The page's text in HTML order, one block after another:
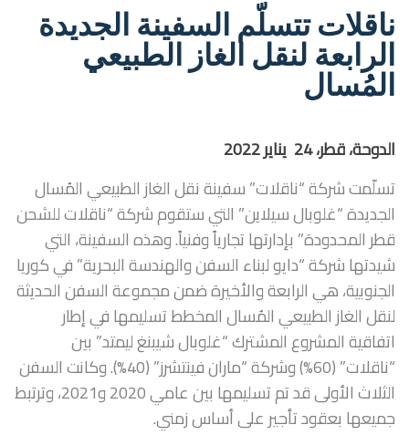
ناقلات تتسلّم السفينة الجديدة
الرابعة لنقل الغاز الطبيعي
المُسال
الدوحة، قطر،24 يناير 2022
تسلّمت شركة “ناقلات” سفينة نقل الغاز الطبيعي المُسال
الجديدة “غلوبال سيلاين” التي ستقوم شركة “ناقلات للشحن
قطر المحدودة” بإدارتها تجارياً وفنياً. وهذه السفينة، التي
شيدتها شركة “دايو لبناء السفن والهندسة البحرية” في كوريا
الجنوبية، هي الرابعة والأخيرة ضمن مجموعة السفن الحديثة
لنقل الغاز الطبيعي المُسال المخطط تسليمها في إطار
اتفاقية المشروع المشترك “غلوبال شيبنغ ليمتد” بين
“ناقلات” (60%) وشركة “ماران فينتشرز” (40%). وكانت السفن
الثلاث الأولى قد تم تسليمها بين عامي 2020 و2021، وترتبط
جميعها بعقود تأجير على أساس زمني.